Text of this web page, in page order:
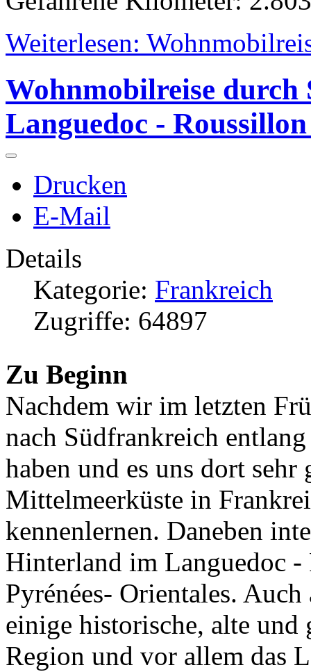
Weiterlesen:
Wohnmobilreise
Languedoc -
Drucken
E-Mail
Details
Kategorie: Frankreich
Zugriffe: 64897
Zu Beginn
Nachdem wir im letzten
nach Südfrankreich
haben und es uns dort
Mittelmeerküste in
kennenlernen. Daneben
Hinterland im Languedoc
Pyrénées- Orientales.
einige historische, alte und
Region und vor allem das